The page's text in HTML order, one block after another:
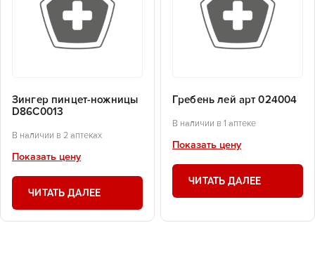
Зингер пинцет-ножницы
D86C0013
В наличии в 2 аптеках
Показать цену
ЧИТАТЬ ДАЛЕЕ
Гребень лей арт 024004
В наличии в 1 аптеке
Показать цену
ЧИТАТЬ ДАЛЕЕ